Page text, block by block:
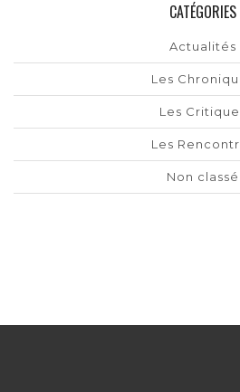
CATÉGORIES
Actualités
Les
Les
Les
Non classé